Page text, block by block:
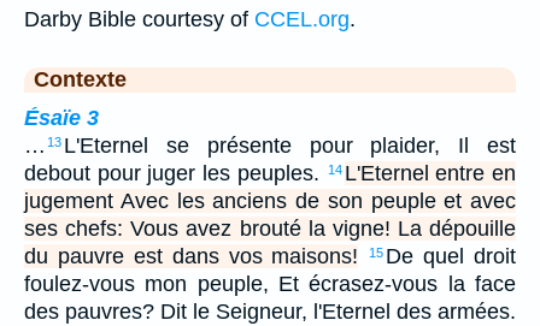
Darby Bible courtesy of CCEL.org.
Contexte
Ésaïe 3
… 13 L'Eternel se présente pour plaider, Il est
debout pour juger les peuples.
14 L'Eternel entre en
jugement Avec les anciens de son peuple et avec
ses chefs: Vous avez brouté la vigne! La dépouille
du pauvre est dans vos maisons!
15 De quel droit
foulez-vous mon peuple, Et écrasez-vous la face
des pauvres? Dit le Seigneur, l'Eternel des armées.